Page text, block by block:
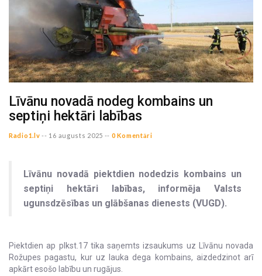
Līvānu novadā nodeg kombains un
septiņi hektāri labības
Radio1.lv -- 16 augusts 2025 -- 0 Komentāri
Līvānu novadā piektdien nodedzis kombains un
septiņi hektāri labības, informēja Valsts
ugunsdzēsības un glābšanas dienests (VUGD).
Piektdien ap plkst.17 tika saņemts izsaukums uz Līvānu novada
Rožupes pagastu, kur uz lauka dega kombains, aizdedzinot arī
apkārt esošo labību un rugājus.